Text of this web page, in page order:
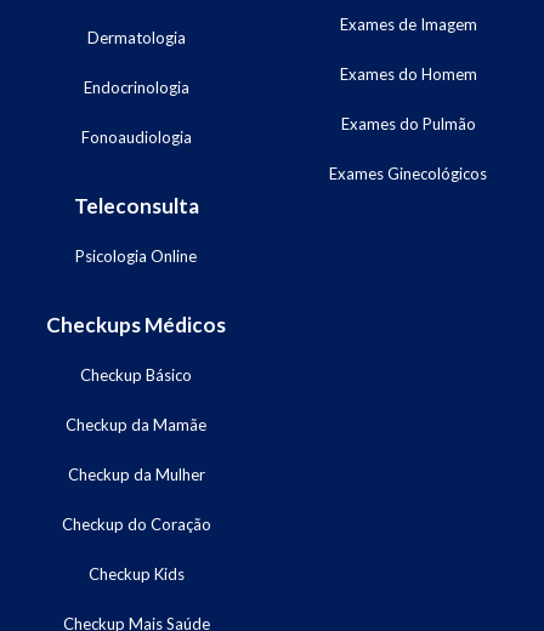
Dermatologia
Endocrinologia
Fonoaudiologia
Teleconsulta
Psicologia Online
Exames de Imagem
Exames do Homem
Exames do Pulmão
Exames Ginecológicos
Checkups Médicos
Checkup Básico
Checkup da Mamãe
Checkup da Mulher
Checkup do Coração
Checkup Kids
Checkup Mais Saúde